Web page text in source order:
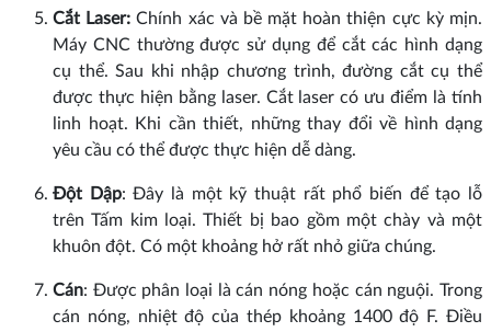
Cắt Laser: Chính xác và bề mặt hoàn thiện cực kỳ mịn.
Máy CNC thường được sử dụng để cắt các hình dạng
cụ thể. Sau khi nhập chương trình, đường cắt cụ thể
được thực hiện bằng laser. Cắt laser có ưu điểm là tính
linh hoạt. Khi cần thiết, những thay đổi về hình dạng
yêu cầu có thể được thực hiện dễ dàng.
Đột Dập: Đây là một kỹ thuật rất phổ biến để tạo lỗ
trên Tấm kim loại. Thiết bị bao gồm một chày và một
khuôn đột. Có một khoảng hở rất nhỏ giữa chúng.
Cán: Được phân loại là cán nóng hoặc cán nguội. Trong
cán nóng, nhiệt độ của thép khoảng 1400 độ F. Điều